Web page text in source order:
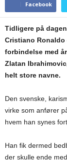
Facebook
Tidligere på
Cristiano
forbindelse med
Zlatan
helt store navne.
Den svenske,
virke som anfører
hvem han synes
Han fik dermed
der skulle ende